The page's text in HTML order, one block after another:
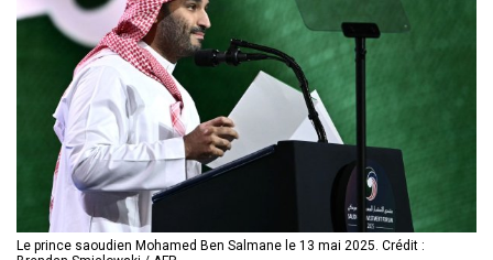
Le prince saoudien Mohamed Ben Salmane le 13 mai 2025. Crédit :